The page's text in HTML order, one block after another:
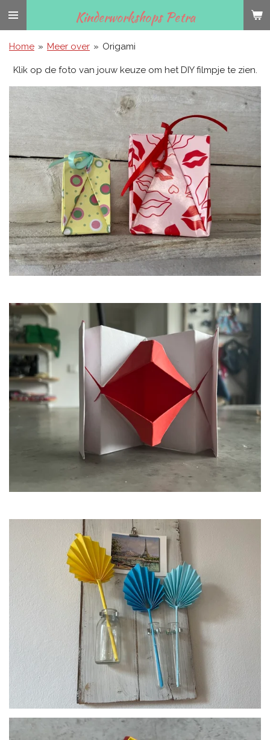
Ga
naar
hoofdinhoud
Kinderworkshops Petra
Home » Meer over » Origami
Klik op de foto van jouw keuze om het DIY filmpje te zien.